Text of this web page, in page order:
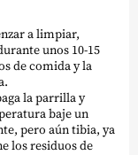
a limpiar,
unos 10-15
de comida y la
la parrilla y
baje un
pero aún tibia, ya
los residuos de